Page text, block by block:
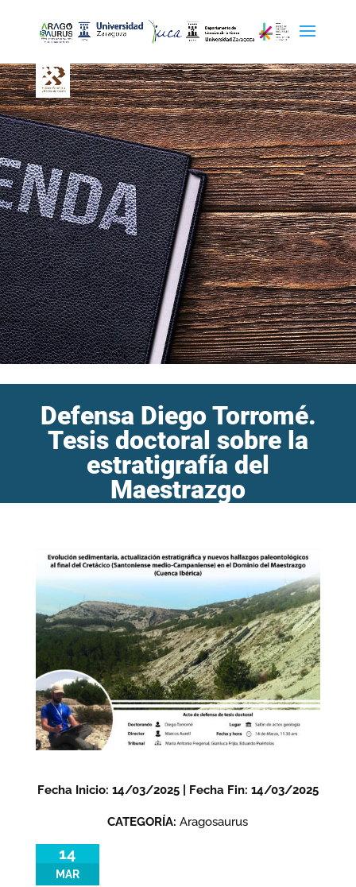
Defensa Diego Torromé.
Tesis doctoral sobre la
estratigrafía del
Maestrazgo
Agenda /
Defensa Diego Torromé. Tesis doctoral sobre la
estratigrafía del Maestrazgo
Fecha Inicio: 14/03/2025 | Fecha Fin: 14/03/2025
CATEGORÍA:Aragosaurus
14
MAR